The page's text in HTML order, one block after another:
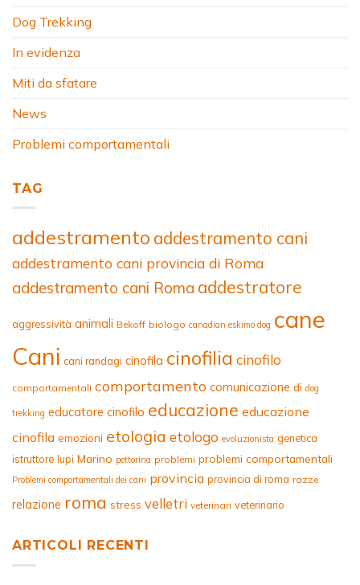
Dog Trekking
In evidenza
Miti da sfatare
News
Problemi comportamentali
TAG
addestramento addestramento cani
addestramento cani provincia di Roma
addestramento cani Roma addestratore
aggressività animali Bekoff biologo canadian eskimo dog cane
Cani cani randagi cinofila cinofilia cinofilo
comportamentali comportamento comunicazione di dog
trekking educatore cinofilo educazione educazione
cinofila emozioni etologia etologo evoluzionista genetica
istruttore lupi Marino pettorina problemi problemi comportamentali
Problemi comportamentali dei cani provincia provincia di roma razze
relazione roma stress velletri veterinari veterinario
ARTICOLI RECENTI